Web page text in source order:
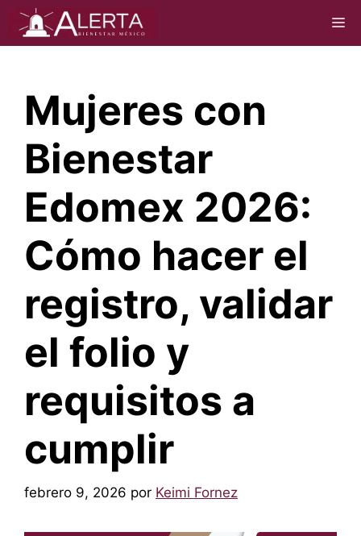
Saltar
contenido
Mujeres con
Bienestar
Edomex 2026:
Cómo hacer el
registro, validar
el folio y
requisitos a
cumplir
febrero 9, 2026 por Keimi Fornez